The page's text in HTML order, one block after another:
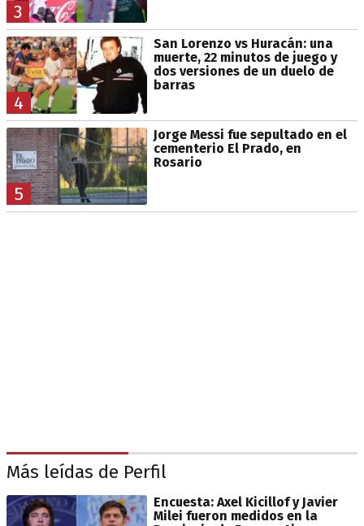
3
4
San Lorenzo vs Huracán: una
muerte, 22 minutos de juego y
dos versiones de un duelo de
barras
5
Jorge Messi fue sepultado en el
cementerio El Prado, en
Rosario
Más leídas de Perfil
Encuesta: Axel Kicillof y Javier
Milei fueron medidos en la